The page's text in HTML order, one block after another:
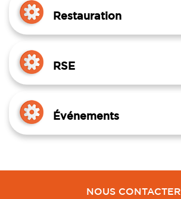
Restauration
RSE
Événements
NOUS CONTACTER